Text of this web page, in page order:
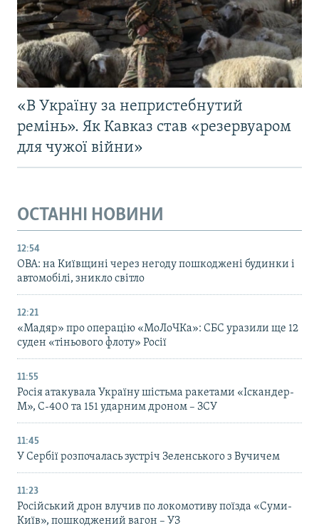
«В Україну за непристебнутий
ремінь». Як Кавказ став «резервуаром
для чужої війни»
ОСТАННІ НОВИНИ
12:54
ОВА: на Київщині через негоду пошкоджені будинки і
автомобілі, зникло світло
12:21
«Мадяр» про операцію «МоЛоЧКа»: СБС уразили ще 12
суден «тіньового флоту» Росії
11:55
Росія атакувала Україну шістьма ракетами «Іскандер-
М», С-400 та 151 ударним дроном – ЗСУ
11:45
У Сербії розпочалась зустріч Зеленського з Вучичем
11:23
Російський дрон влучив по локомотиву поїзда «Суми-
Київ», пошкоджений вагон – УЗ